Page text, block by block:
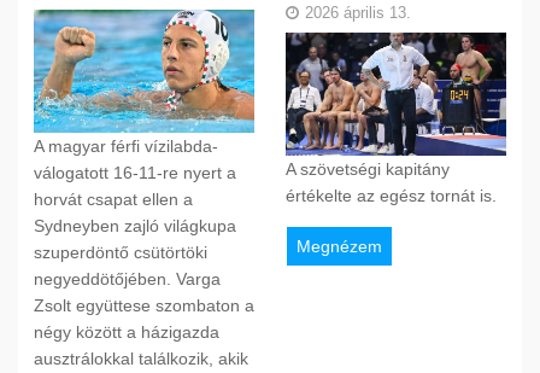
A magyar férfi vízilabda-
válogatott 16-11-re nyert a
horvát csapat ellen a
Sydneyben zajló világkupa
szuperdöntő csütörtöki
negyeddötőjében. Varga
Zsolt együttese szombaton a
négy között a házigazda
ausztrálokkal találkozik, akik
2026 április 13.
A szövetségi kapitány
értékelte az egész tornát is.
Megnézem